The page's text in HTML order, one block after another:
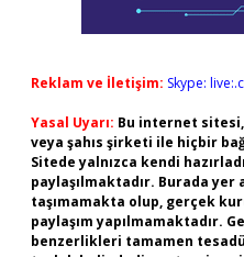
Reklam ve İletişim: Skype:
Yasal Uyarı: Bu internet
veya şahıs şirketi ile hiçbir
Sitede yalnızca kendi
paylaşılmaktadır. Burada
taşımamakta olup, gerçek
paylaşım yapılmamaktadır.
benzerlikleri tamamen